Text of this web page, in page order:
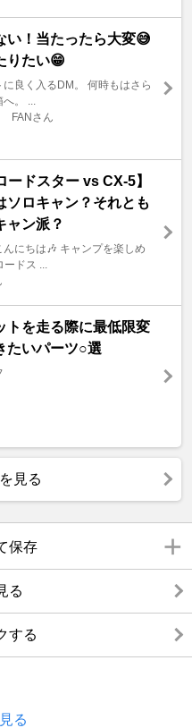
い！当たったら大変😅
りたい😁
に良く入るDM。 何時もはさら
。 ...
さん
ードスター vs CX-5】
ソロキャン？それとも
ャン派？
んにちは🎶 キャンプを楽しめ
ドス ...
トを走る際に最低限変
たいパーツ○選
見る
保存
る
する
る